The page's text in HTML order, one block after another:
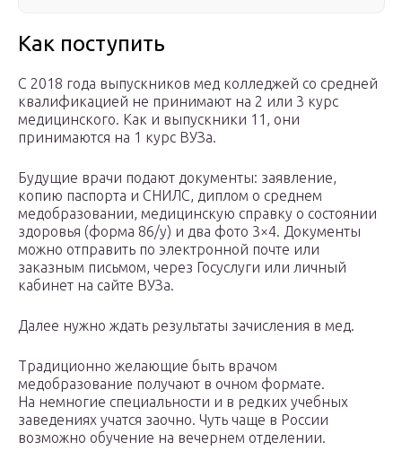
Как поступить
С 2018 года выпускников мед колледжей со средней
квалификацией не принимают на 2 или 3 курс
медицинского. Как и выпускники 11, они
принимаются на 1 курс ВУЗа.
Будущие врачи подают документы: заявление,
копию паспорта и СНИЛС, диплом о среднем
медобразовании, медицинскую справку о состоянии
здоровья (форма 86/у) и два фото 3×4. Документы
можно отправить по электронной почте или
заказным письмом, через Госуслуги или личный
кабинет на сайте ВУЗа.
Далее нужно ждать результаты зачисления в мед.
Традиционно желающие быть врачом
медобразование получают в очном формате.
На немногие специальности и в редких учебных
заведениях учатся заочно. Чуть чаще в России
возможно обучение на вечернем отделении.